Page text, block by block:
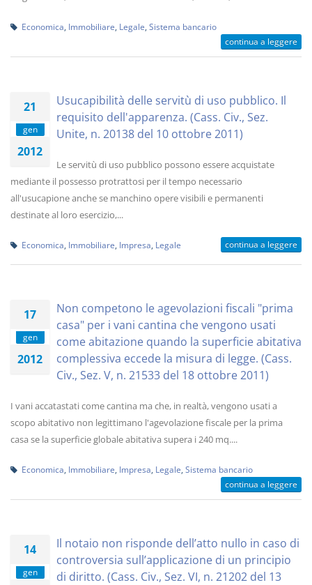
Economica Immobiliare Legale Sistema bancario
continua a leggere
21
gen
2012
Usucapibilità delle servitù di uso pubblico. Il
requisito dell'apparenza. (Cass. Civ., Sez.
Unite, n. 20138 del 10 ottobre 2011)
Le servitù di uso pubblico possono essere acquistate
mediante il possesso protrattosi per il tempo necessario
all'usucapione anche se manchino opere visibili e permanenti
destinate al loro esercizio,...
Economica Immobiliare Impresa Legale continua a leggere
17
gen
2012
Non competono le agevolazioni fiscali "prima
casa" per i vani cantina che vengono usati
come abitazione quando la superficie abitativa
complessiva eccede la misura di legge. (Cass.
Civ., Sez. V, n. 21533 del 18 ottobre 2011)
I vani accatastati come cantina ma che, in realtà, vengono usati a
scopo abitativo non legittimano l'agevolazione fiscale per la prima
casa se la superficie globale abitativa supera i 240 mq....
Economica Immobiliare Impresa Legale Sistema bancario
continua a leggere
14
gen
Il notaio non risponde dell’atto nullo in caso di
controversia sull’applicazione di un principio
di diritto. (Cass. Civ., Sez. VI, n. 21202 del 13